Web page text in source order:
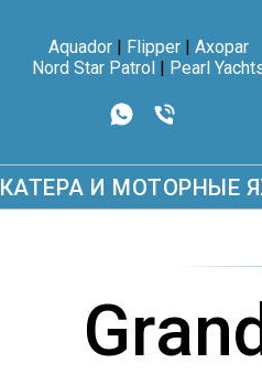
Aquador | Flipper | Axopar
Nord Star Patrol | Pearl
КАТЕРА И МОТОРНЫЕ